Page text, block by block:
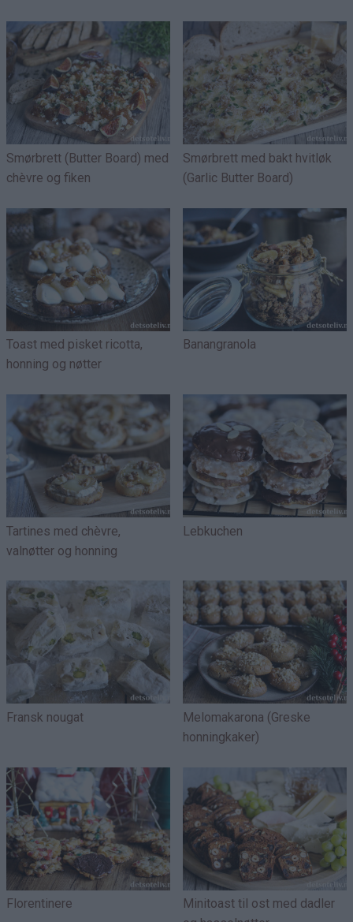
Smørbrett (Butter Board) med
chèvre og fiken
Smørbrett med bakt hvitløk
(Garlic Butter Board)
Toast med pisket ricotta,
honning og nøtter
Banangranola
Tartines med chèvre,
valnøtter og honning
Lebkuchen
Fransk nougat
Melomakarona (Greske
honningkaker)
Florentinere
Minitoast til ost med dadler